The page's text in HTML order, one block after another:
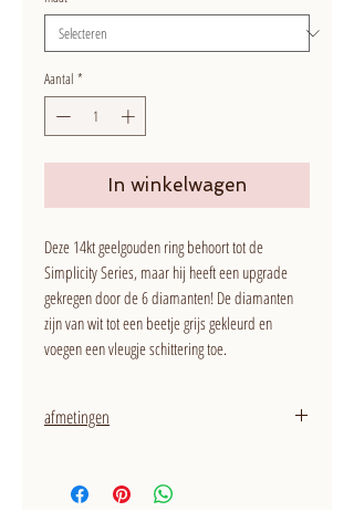
Aantal *
In winkelwagen
Deze 14kt geelgouden ring behoort tot de
Simplicity Series, maar hij heeft een upgrade
gekregen door de 6 diamanten! De diamanten
zijn van wit tot een beetje grijs gekleurd en
voegen een vleugje schittering toe.
afmetingen
breedte van 4 mm